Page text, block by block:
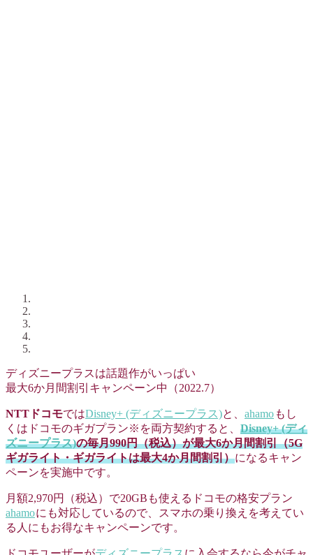
ディズニープラスは話題作がいっぱい
最大6か月間割引キャンペーン中（2022.7）
NTTドコモではDisney+ (ディズニープラス)と、 ahamo もし
くはドコモのギガプラン※を両方契約すると、 Disney+ (ディ
ズニープラス)の毎月990円（税込）が最大6か月間割引（5G
ギガライト・ギガライトは最大4か月間割引）になるキャン
ペーンを実施中です。
月額2,970円（税込）で20GBも使えるドコモの格安プラン
ahamoにも対応しているので、スマホの乗り換えを考えてい
る人にもお得なキャンペーンです。